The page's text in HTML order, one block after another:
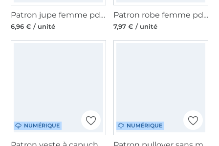
Patron jupe femme pdf Camomila Erbsünde, en allemand
6,96 € / unité
Patron robe femme pdf Beijo Erbsünde, en allemand
7,97 € / unité
NUMÉRIQUE NUMÉRIQUE